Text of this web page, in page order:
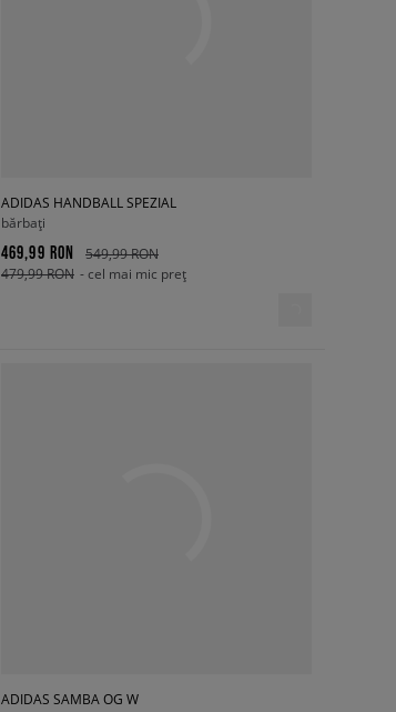
ADIDAS HANDBALL SPEZIAL
bărbați
469,99 RON
549,99 RON
479,99 RON - cel mai mic preț
ADIDAS SAMBA OG W